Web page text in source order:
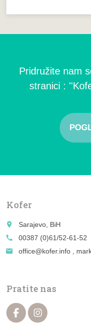
Pridružite nam
stranici :
Kofer
place
Sarajevo, BiH
call
00387 (0)61/52-61-52
email
office@kofer.info ,
Pratite nas